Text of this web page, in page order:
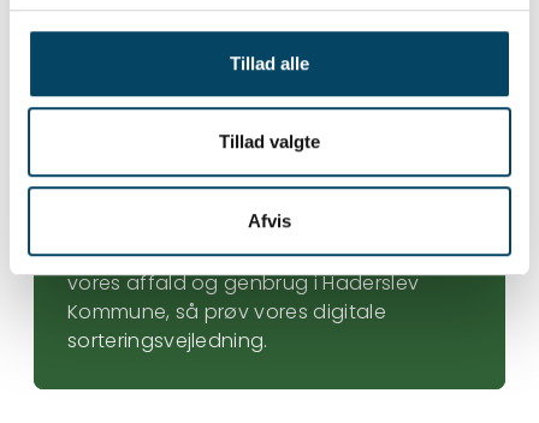
Tillad alle
Tillad valgte
Afvis
Sorteringsvejledning
Er du i tvivl om, hvordan vi skal sortere
vores affald og genbrug i Haderslev
Kommune, så prøv vores digitale
sorteringsvejledning.